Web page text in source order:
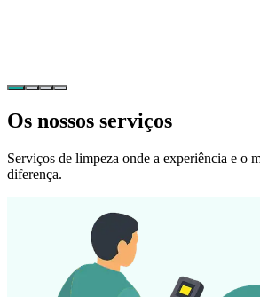
Os nossos serviços
Serviços de limpeza onde a experiência e o
diferença.